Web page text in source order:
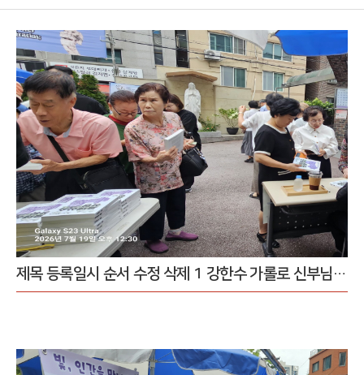
제목 등록일시 순서 수정 삭제 1 강한수 가롤로 신부님 북토크 사인회